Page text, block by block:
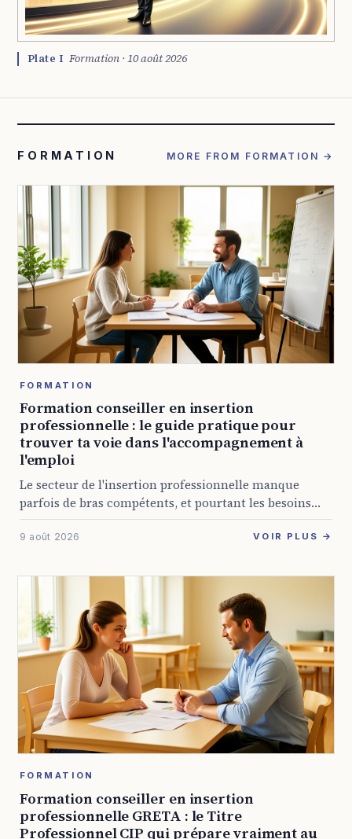
Plate I Formation · 10 août 2026
FORMATION MORE FROM FORMATION →
FORMATION
Formation conseiller en insertion
professionnelle : le guide pratique pour
trouver ta voie dans l'accompagnement à
l'emploi
Le secteur de l'insertion professionnelle manque
parfois de bras compétents, et pourtant les besoins
sont là, bien réels. Des milliers de personnes
cherchent chaque année à rebondir, et les structures
9 août 2026 VOIR PLUS →
FORMATION
Formation conseiller en insertion
professionnelle GRETA : le Titre
Professionnel CIP qui prépare vraiment au